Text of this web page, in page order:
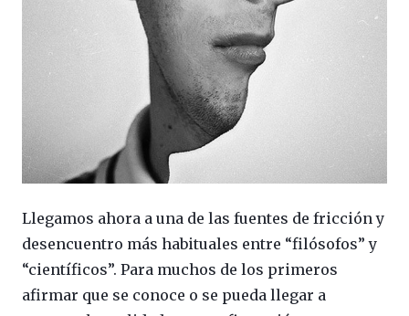
Llegamos ahora a una de las fuentes de fricción y
desencuentro más habituales entre “filósofos” y
“científicos”. Para muchos de los primeros
afirmar que se conoce o se pueda llegar a